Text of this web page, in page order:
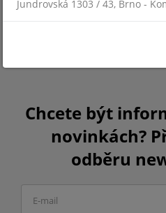
Chcete být
novinkách?
odběru
Jundrovská 1303 / 43, Brno -